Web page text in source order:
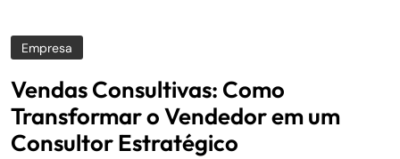
Empresa
Vendas Consultivas: Como
Transformar o Vendedor em um
Consultor Estratégico